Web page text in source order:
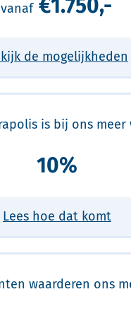
vanaf €1.750,-
de mogelijkheden
is bij ons meer
10%
Lees hoe dat komt
waarderen ons